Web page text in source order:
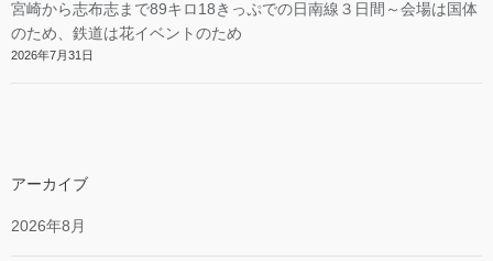
宮崎から志布志まで89キロ18きっぷでの日南線３日間～会場は国体
のため、鉄道は花イベントのため
2026年7月31日
アーカイブ
2026年8月